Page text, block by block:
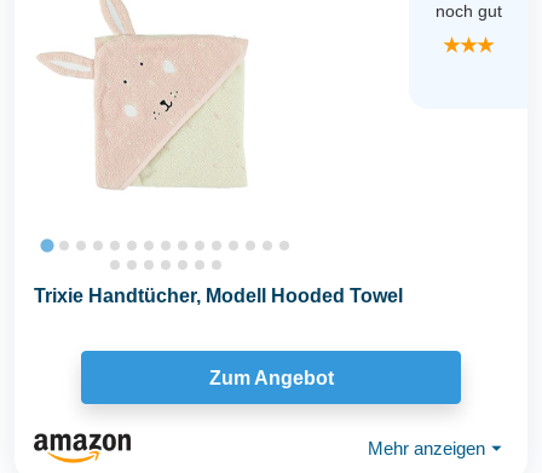
noch gut
★★★
Trixie Handtücher, Modell Hooded Towel
Zum Angebot
Mehr anzeigen ⏷